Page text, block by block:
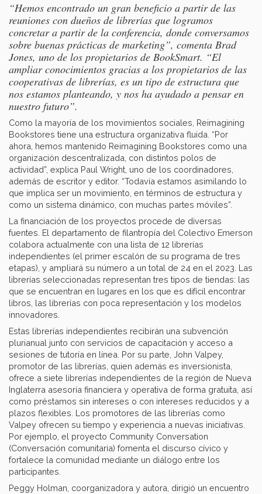
“Hemos encontrado un gran beneficio a partir de las
reuniones con dueños de librerías que logramos
concretar a partir de la conferencia, donde conversamos
sobre buenas prácticas de marketing”, comenta Brad
Jones, uno de los propietarios de BookSmart. “El
ampliar conocimientos gracias a los propietarios de las
cooperativas de librerías, es un tipo de estructura que
nos estamos planteando, y nos ha ayudado a pensar en
nuestro futuro”.
Como la mayoría de los movimientos sociales, Reimagining
Bookstores tiene una estructura organizativa fluida. “Por
ahora, hemos mantenido Reimagining Bookstores como una
organización descentralizada, con distintos polos de
actividad”, explica Paul Wright, uno de los coordinadores,
además de escritor y editor. “Todavía estamos asimilando lo
que implica ser un movimiento, en términos de estructura y
como un sistema dinámico, con muchas partes móviles”.
La financiación de los proyectos procede de diversas
fuentes. El departamento de filantropía del Colectivo Emerson
colabora actualmente con una lista de 12 librerías
independientes (el primer escalón de su programa de tres
etapas), y ampliará su número a un total de 24 en el 2023. Las
librerías seleccionadas representan tres tipos de tiendas: las
que se encuentran en lugares en los que es difícil encontrar
libros, las librerías con poca representación y los modelos
innovadores.
Estas librerías independientes recibirán una subvención
plurianual junto con servicios de capacitación y acceso a
sesiones de tutoría en línea. Por su parte, John Valpey,
promotor de las librerías, quien además es inversionista,
ofrece a siete librerías independientes de la región de Nueva
Inglaterra asesoría financiera y operativa de forma gratuita, así
como préstamos sin intereses o con intereses reducidos y a
plazos flexibles. Los promotores de las librerías como
Valpey ofrecen su tiempo y experiencia a nuevas iniciativas.
Por ejemplo, el proyecto Community Conversation
(Conversación comunitaria) fomenta el discurso cívico y
fortalece la comunidad mediante un diálogo entre los
participantes.
Peggy Holman, coorganizadora y autora, dirigió un encuentro